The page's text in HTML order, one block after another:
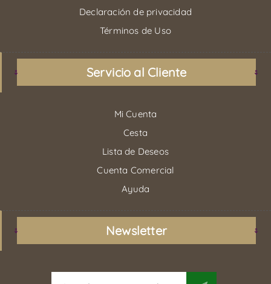
Declaración de privacidad
Términos de Uso
Servicio al Cliente
Mi Cuenta
Cesta
Lista de Deseos
Cuenta Comercial
Ayuda
Newsletter